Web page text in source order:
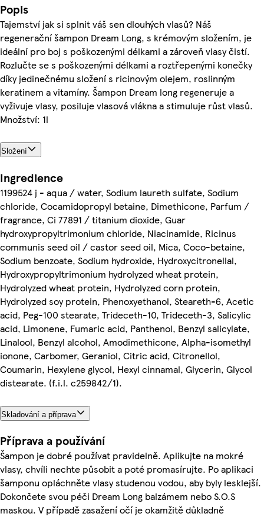
Popis
Tajemství jak si splnit váš sen dlouhých vlasů? Náš
regenerační šampon Dream Long, s krémovým složením, je
ideální pro boj s poškozenými délkami a zároveň vlasy čistí.
Rozlučte se s poškozenými délkami a roztřepenými konečky
díky jedinečnému složení s ricinovým olejem, roslinným
keratinem a vitamíny. Šampon Dream long regeneruje a
vyživuje vlasy, posiluje vlasová vlákna a stimuluje růst vlasů.
Množství: 1l
Složení
Ingredience
1199524 j - aqua / water, Sodium laureth sulfate, Sodium
chloride, Cocamidopropyl betaine, Dimethicone, Parfum /
fragrance, Ci 77891 / titanium dioxide, Guar
hydroxypropyltrimonium chloride, Niacinamide, Ricinus
communis seed oil / castor seed oil, Mica, Coco-betaine,
Sodium benzoate, Sodium hydroxide, Hydroxycitronellal,
Hydroxypropyltrimonium hydrolyzed wheat protein,
Hydrolyzed wheat protein, Hydrolyzed corn protein,
Hydrolyzed soy protein, Phenoxyethanol, Steareth-6, Acetic
acid, Peg-100 stearate, Trideceth-10, Trideceth-3, Salicylic
acid, Limonene, Fumaric acid, Panthenol, Benzyl salicylate,
Linalool, Benzyl alcohol, Amodimethicone, Alpha-isomethyl
ionone, Carbomer, Geraniol, Citric acid, Citronellol,
Coumarin, Hexylene glycol, Hexyl cinnamal, Glycerin, Glycol
distearate. (f.i.l. c259842/1).
Skladování a příprava
Příprava a používání
Šampon je dobré používat pravidelně. Aplikujte na mokré
vlasy, chvíli nechte působit a poté promasírujte. Po aplikaci
šamponu opláchněte vlasy studenou vodou, aby byly lesklejší.
Dokončete svou péči Dream Long balzámem nebo S.O.S
maskou. V případě zasažení očí je okamžitě důkladně